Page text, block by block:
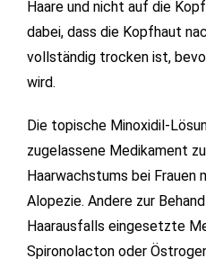
Haare und nicht auf die
dabei, dass die Kopfhaut
vollständig trocken ist,
wird.
Die topische Minoxidil-
zugelassene Medikament
Haarwachstums bei Frauen
Alopezie. Andere zur
Haarausfalls eingesetzte
Spironolacton oder